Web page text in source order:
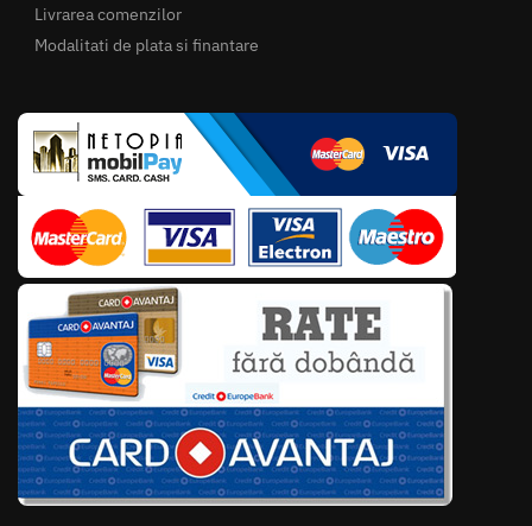
Livrarea comenzilor
Modalitati de plata si finantare